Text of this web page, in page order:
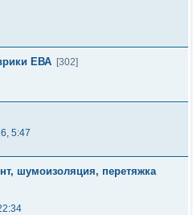
ЕВА [302]
5:47
шумоизоляция, перетяжка